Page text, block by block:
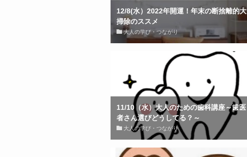
12/8(水）2022年開運！年末の断捨離的大
掃除のススメ
大人の学び・つながり
11/10（水）大人のための歯科講座～歯医
者さん選びどうしてる？～
大人の学び・つながり